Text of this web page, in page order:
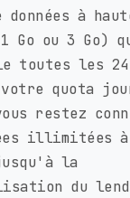
données à
Go ou 3 Go)
toutes les 24
quota
restez
illimitées
la
du